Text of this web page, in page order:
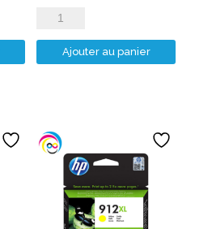
quantité
de
HP_912XLC
Ajouter au panier